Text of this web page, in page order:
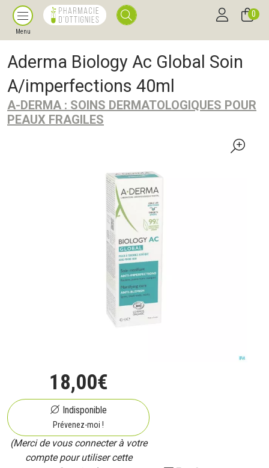
Menu
0
Aderma Biology Ac Global Soin
A/imperfections 40ml
A-DERMA : SOINS DERMATOLOGIQUES POUR
PEAUX FRAGILES
18,00€
Indisponible
Prévenez-moi !
(Merci de vous connecter à votre
compte pour utiliser cette